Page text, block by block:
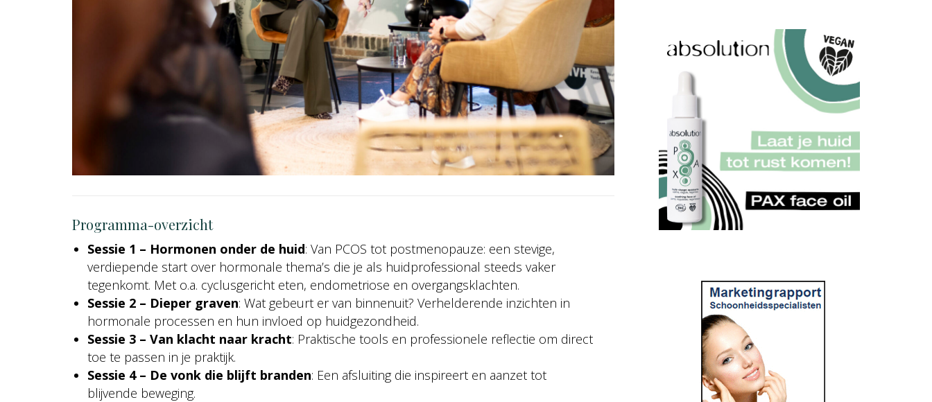
Programma-overzicht
Sessie 1 – Hormonen onder de huid: Van PCOS tot postmenopauze: een stevige,
verdiepende start over hormonale thema’s die je als huidprofessional steeds vaker
tegenkomt. Met o.a. cyclusgericht eten, endometriose en overgangsklachten.
Sessie 2 – Dieper graven: Wat gebeurt er van binnenuit? Verhelderende inzichten in
hormonale processen en hun invloed op huidgezondheid.
Sessie 3 – Van klacht naar kracht: Praktische tools en professionele reflectie om direct
toe te passen in je praktijk.
Sessie 4 – De vonk die blijft branden: Een afsluiting die inspireert en aanzet tot
blijvende beweging.